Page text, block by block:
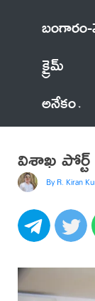
క్రైమ్
అనేకం
విశాఖ పోర్ట్
By R. Kiran